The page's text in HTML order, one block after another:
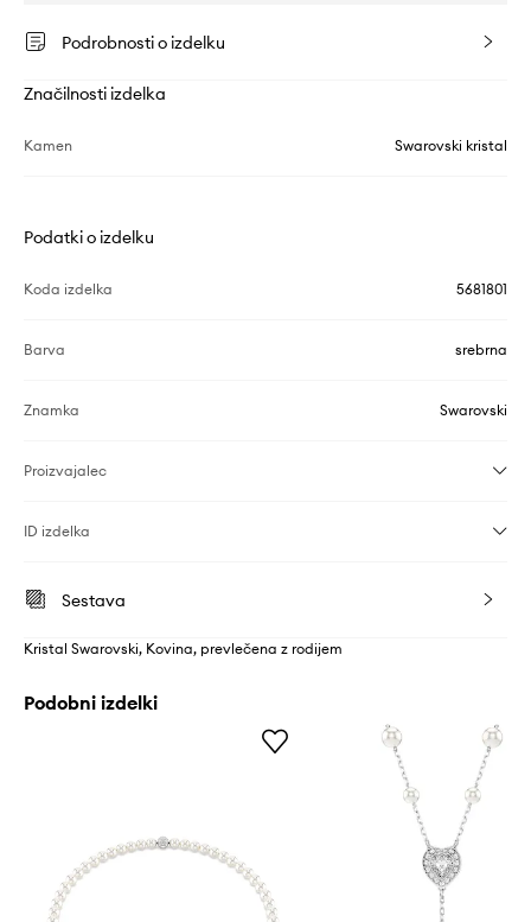
Podrobnosti o izdelku
Značilnosti izdelka
Kamen Swarovski kristal
Podatki o izdelku
Koda izdelka 5681801
Barva srebrna
Znamka Swarovski
Proizvajalec
ID izdelka
Sestava
Kristal Swarovski, Kovina, prevlečena z rodijem
Podobni izdelki